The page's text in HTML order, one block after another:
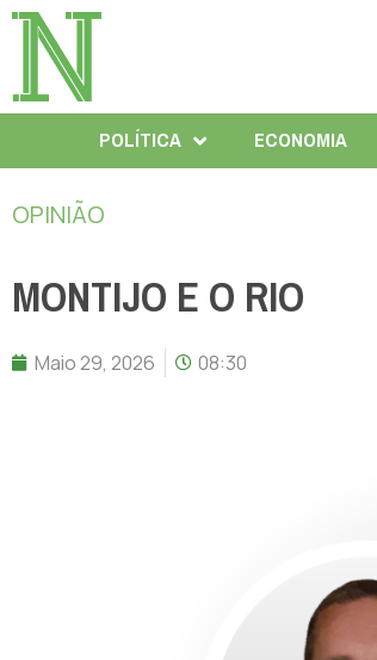
POLÍTICA ECONOMIA
OPINIÃO
MONTIJO E O RIO
Maio 29, 2026 08:30